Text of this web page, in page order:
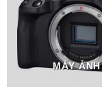
MÁY ẢNH